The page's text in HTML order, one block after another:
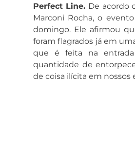
Perfect Line. De acordo
Marconi Rocha, o
domingo. Ele afirmou
foram flagrados já em
que é feita na
quantidade de
de coisa ilícita em nossos